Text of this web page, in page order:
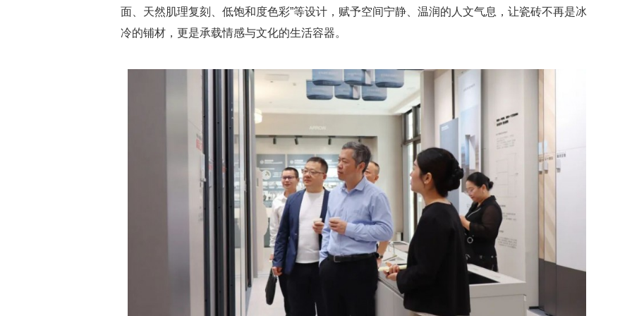
面、天然肌理复刻、低饱和度色彩”等设计，赋予空间宁静、温润的人文气息，让瓷砖不再是冰
冷的铺材，更是承载情感与文化的生活容器。